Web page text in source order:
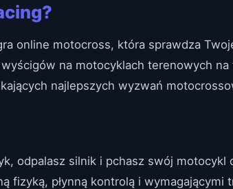
online motocross, która sprawdza
na motocyklach terenowych na
najlepszych wyzwań
odpalasz silnik i pchasz swój motocykl
fizyką, płynną kontrolą i